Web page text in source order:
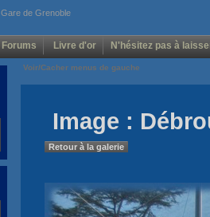
Gare de Grenoble
Forums Livre d'or N'hésitez pas à
Voir/Cacher menus de gauche
Image :
Retour à la galerie